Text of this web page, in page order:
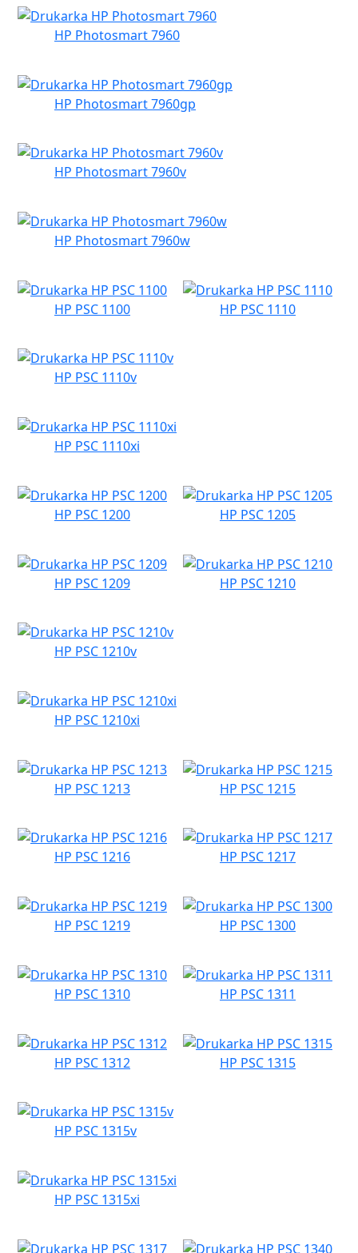
HP Photosmart 7960
HP Photosmart 7960gp
HP Photosmart 7960v
HP Photosmart 7960w
HP PSC 1100 HP PSC 1110
HP PSC 1110v
HP PSC 1110xi
HP PSC 1200 HP PSC 1205
HP PSC 1209 HP PSC 1210
HP PSC 1210v
HP PSC 1210xi
HP PSC 1213 HP PSC 1215
HP PSC 1216 HP PSC 1217
HP PSC 1219 HP PSC 1300
HP PSC 1310 HP PSC 1311
HP PSC 1312 HP PSC 1315
HP PSC 1315v
HP PSC 1315xi